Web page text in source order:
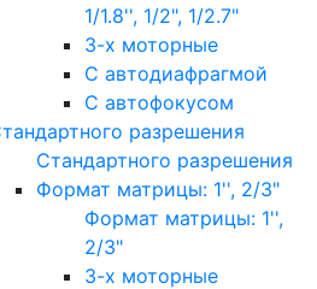
1/1.8'', 1/2", 1/2.7"
3-х моторные
С автодиафрагмой
С автофокусом
разрешения
Стандартного разрешения
Формат матрицы: 1'', 2/3"
Формат матрицы: 1'',
2/3"
3-х моторные